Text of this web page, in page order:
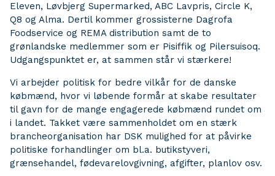
Eleven, Løvbjerg Supermarked, ABC Lavpris, Circle K,
Q8 og Alma. Dertil kommer grossisterne Dagrofa
Foodservice og REMA distribution samt de to
grønlandske medlemmer som er Pisiffik og Pilersuisoq.
Udgangspunktet er, at sammen står vi stærkere!
Vi arbejder politisk for bedre vilkår for de danske
købmænd, hvor vi løbende formår at skabe resultater
til gavn for de mange engagerede købmænd rundet om
i landet. Takket være sammenholdet om en stærk
brancheorganisation har DSK mulighed for at påvirke
politiske forhandlinger om bl.a. butikstyveri,
grænsehandel, fødevarelovgivning, afgifter, planlov osv.